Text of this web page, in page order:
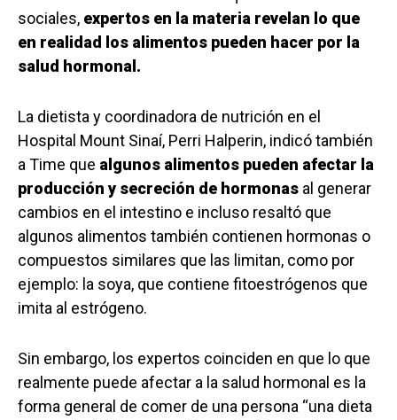
sociales, expertos en la materia revelan lo que
en realidad los alimentos pueden hacer por la
salud hormonal.
La dietista y coordinadora de nutrición en el
Hospital Mount Sinaí, Perri Halperin, indicó también
a Time que algunos alimentos pueden afectar la
producción y secreción de hormonas al generar
cambios en el intestino e incluso resaltó que
algunos alimentos también contienen hormonas o
compuestos similares que las limitan, como por
ejemplo: la soya, que contiene fitoestrógenos que
imita al estrógeno.
Sin embargo, los expertos coinciden en que lo que
realmente puede afectar a la salud hormonal es la
forma general de comer de una persona “una dieta